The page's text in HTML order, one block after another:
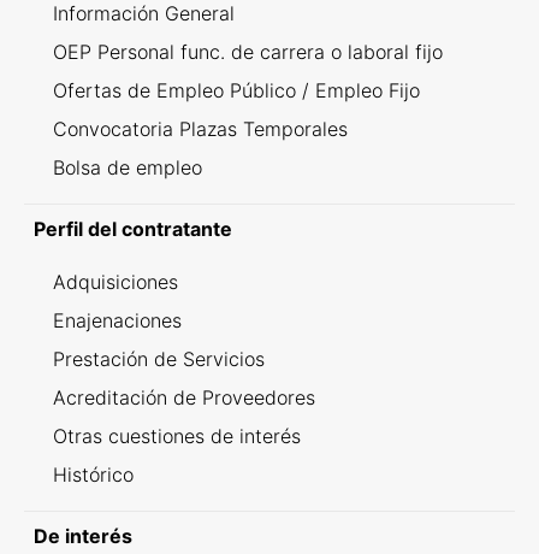
Información General
OEP Personal func. de carrera o laboral fijo
Ofertas de Empleo Público / Empleo Fijo
Convocatoria Plazas Temporales
Bolsa de empleo
Perfil del contratante
Adquisiciones
Enajenaciones
Prestación de Servicios
Acreditación de Proveedores
Otras cuestiones de interés
Histórico
De interés